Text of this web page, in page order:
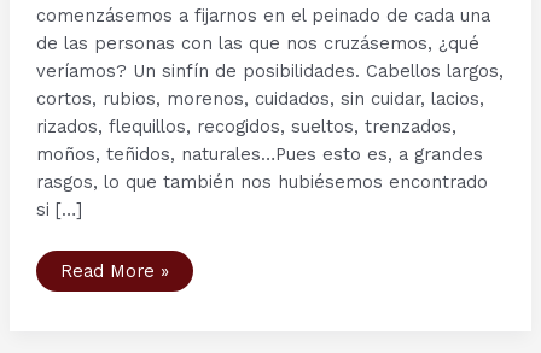
comenzásemos a fijarnos en el peinado de cada una
de las personas con las que nos cruzásemos, ¿qué
veríamos? Un sinfín de posibilidades. Cabellos largos,
cortos, rubios, morenos, cuidados, sin cuidar, lacios,
rizados, flequillos, recogidos, sueltos, trenzados,
moños, teñidos, naturales…Pues esto es, a grandes
rasgos, lo que también nos hubiésemos encontrado
si […]
Aspecto
de
Read More »